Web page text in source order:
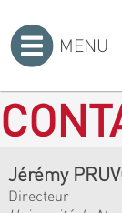
MENU
Jérémy
Directeur